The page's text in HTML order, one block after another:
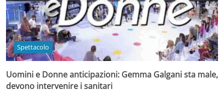
Spettacolo
Uomini e Donne anticipazioni: Gemma Galgani sta male,
devono intervenire i sanitari